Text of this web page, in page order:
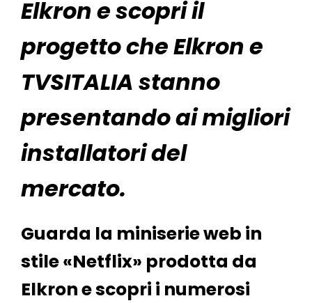
Elkron e scopri il
progetto che Elkron e
TVSITALIA stanno
presentando ai migliori
installatori del
mercato.
Guarda la miniserie web in
stile «Netflix» prodotta da
Elkron e scopri i numerosi